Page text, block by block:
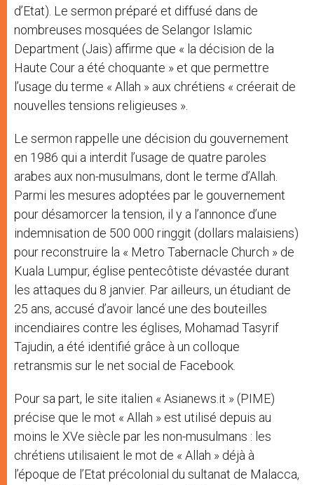
d’Etat). Le sermon préparé et diffusé dans de
nombreuses mosquées de Selangor Islamic
Department (Jais) affirme que « la décision de la
Haute Cour a été choquante » et que permettre
l’usage du terme « Allah » aux chrétiens « créerait de
nouvelles tensions religieuses ».
Le sermon rappelle une décision du gouvernement
en 1986 qui a interdit l’usage de quatre paroles
arabes aux non-musulmans, dont le terme d’Allah.
Parmi les mesures adoptées par le gouvernement
pour désamorcer la tension, il y a l’annonce d’une
indemnisation de 500 000 ringgit (dollars malaisiens)
pour reconstruire la « Metro Tabernacle Church » de
Kuala Lumpur, église pentecôtiste dévastée durant
les attaques du 8 janvier. Par ailleurs, un étudiant de
25 ans, accusé d’avoir lancé une des bouteilles
incendiaires contre les églises, Mohamad Tasyrif
Tajudin, a été identifié grâce à un colloque
retransmis sur le net social de Facebook.
Pour sa part, le site italien « Asianews.it » (PIME)
précise que le mot « Allah » est utilisé depuis au
moins le XVe siècle par les non-musulmans : les
chrétiens utilisaient le mot de « Allah » déjà à
l’époque de l’Etat précolonial du sultanat de Malacca,